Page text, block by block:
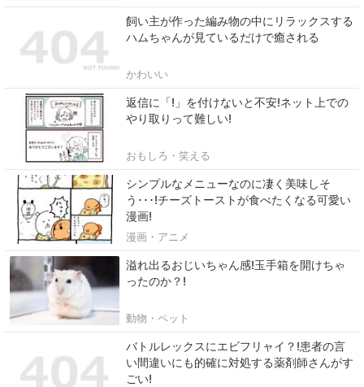
飼い主が作った編み物の中にリラックスする
ハムちゃんが見ているだけで癒される
かわいい
返信に「!」を付けないと不安!ネット上での
やり取りって難しい!
おもしろ・笑える
シンプルなメニューなのに凄く美味しそ
う･･･!チーズトーストが食べたくなる可愛い
漫画!
漫画・アニメ
溢れ出るおじいちゃん感!玉手箱を開けちゃ
ったのか？!
動物・ペット
バトルレックスにエビフリャイ？!患者の言
い間違いにも的確に対処する薬剤師さんがす
ごい!